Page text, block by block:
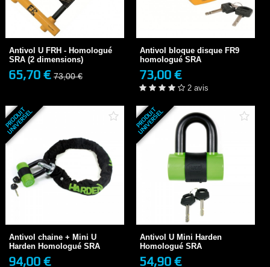
Antivol U FRH - Homologué
SRA (2 dimensions)
65,70 € 73,00 €
Antivol U FRH - Homologué
SRA (2 dimensions)
65,70 €
+ DE DÉTAILS
Antivol bloque disque FR9
homologué SRA
73,00 €
Antivol bloque disque FR9
73,00 €
2 avis
+ DE DÉTAILS
2 avis
P
R
O
D
U
I
T
U
N
I
V
E
R
S
E
L
Antivol chaine + Mini U
Harden Homologué SRA
94,00 €
94,00 €
P
R
O
D
U
I
T
U
N
I
V
E
R
S
E
L
Antivol U Mini Harden
Homologué SRA
54,90 €
Antivol U Mini Harden
Homologué SRA
54,90 €